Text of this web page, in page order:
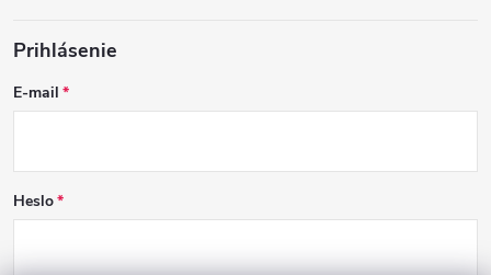
Prihlásenie
E-mail
Heslo